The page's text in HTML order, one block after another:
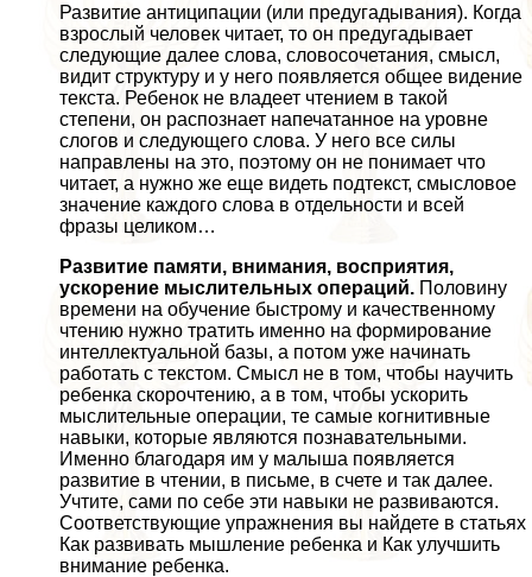
Развитие антиципации (или предугадывания). Когда
взрослый человек читает, то он предугадывает
следующие далее слова, словосочетания, смысл,
видит структуру и у него появляется общее видение
текста. Ребенок не владеет чтением в такой
степени, он распознает напечатанное на уровне
слогов и следующего слова. У него все силы
направлены на это, поэтому он не понимает что
читает, а нужно же еще видеть подтекст, смысловое
значение каждого слова в отдельности и всей
фразы целиком…
Развитие памяти, внимания, восприятия,
ускорение мыслительных операций. Половину
времени на обучение быстрому и качественному
чтению нужно тратить именно на формирование
интеллектуальной базы, а потом уже начинать
работать с текстом. Смысл не в том, чтобы научить
ребенка скорочтению, а в том, чтобы ускорить
мыслительные операции, те самые когнитивные
навыки, которые являются познавательными.
Именно благодаря им у малыша появляется
развитие в чтении, в письме, в счете и так далее.
Учтите, сами по себе эти навыки не развиваются.
Соответствующие упражнения вы найдете в статьях
Как развивать мышление ребенка и Как улучшить
внимание ребенка.